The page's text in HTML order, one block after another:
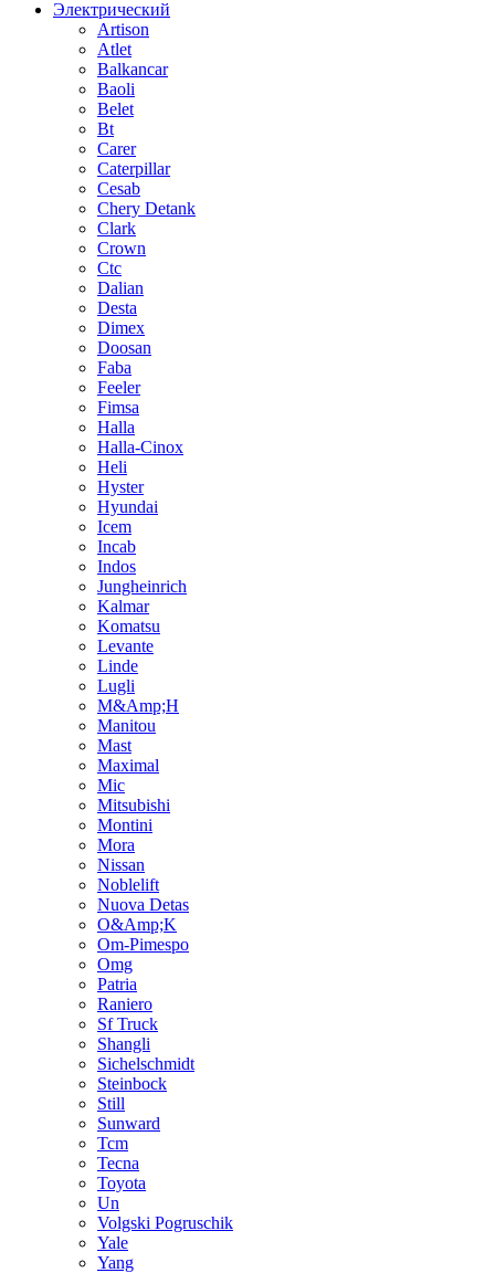
Электрический
Artison
Atlet
Balkancar
Baoli
Belet
Bt
Carer
Caterpillar
Cesab
Chery Detank
Clark
Crown
Ctc
Dalian
Desta
Dimex
Doosan
Faba
Feeler
Fimsa
Halla
Halla-Cinox
Heli
Hyster
Hyundai
Icem
Incab
Indos
Jungheinrich
Kalmar
Komatsu
Levante
Linde
Lugli
M&Amp;H
Manitou
Mast
Maximal
Mic
Mitsubishi
Montini
Mora
Nissan
Noblelift
Nuova Detas
O&Amp;K
Om-Pimespo
Omg
Patria
Raniero
Sf Truck
Shangli
Sichelschmidt
Steinbock
Still
Sunward
Tcm
Tecna
Toyota
Un
Volgski Pogruschik
Yale
Yang